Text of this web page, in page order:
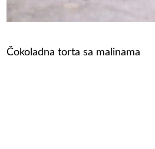
Čokoladna torta sa malinama